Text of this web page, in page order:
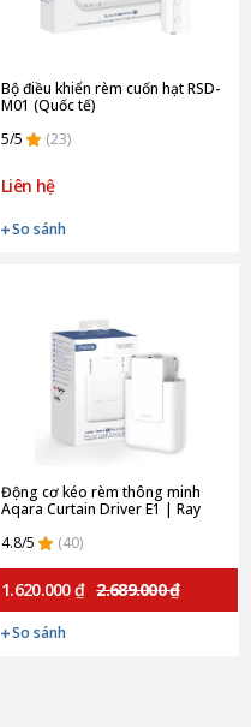
Bộ điều khiển rèm cuốn hạt RSD-
M01 (Quốc tế)
5/5
(23)
Liên hệ
So sánh
Động cơ kéo rèm thông minh
Aqara Curtain Driver E1 | Ray
4.8/5
(40)
1.620.000 ₫ 2.689.000 ₫
So sánh